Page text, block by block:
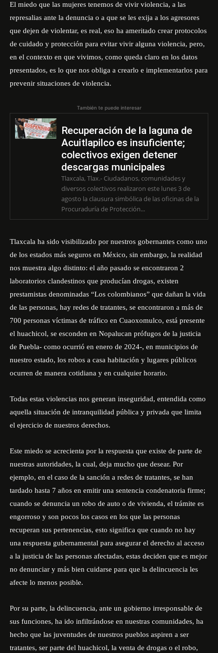
El miedo que las mujeres tenemos de vivir violencia, a las
represalias ante la denuncia o a que se les exija a los agresores
que dejen de violentar, es real, eso ha ameritado crear protocolos
de cuidado y protección para evitar vivir alguna violencia, pero,
en el contexto en que vivimos, como queda claro en los datos
presentados, es lo que nos obliga a crearlo e implementarlos para
prevenir situaciones de violencia.
También te puede interesar
Recuperación de la laguna de
Acuitlapilco es insuficiente;
colectivos exigen detener
descargas municipales
Tlaxcala, Tlax.- Ciudadanos, comunidades y
diversos colectivos realizaron este lunes 3 de
agosto la clausura simbólica de las oficinas de la
Procuraduría de Protección...
Tlaxcala ha sido visibilizado por nuestros gobernantes como uno
de los estados más seguros en México, sin embargo, la realidad
nos muestra algo distinto: el año pasado se encontraron 2
laboratorios clandestinos que producían drogas, existen
prestamistas denominadas “Los colombianos” que dañan la vida
de las personas, hay redes de tratantes, se encontraron a más de
700 personas víctimas de tráfico en Cuaoxomulco, está presente
el huachicol, se esconden en Nopalucan prófugos de la justicia
de Puebla- como ocurrió en enero de 2024-, en municipios de
nuestro estado, los robos a casa habitación y lugares públicos
ocurren de manera cotidiana y en cualquier horario.
Todas estas violencias nos generan inseguridad, entendida como
aquella situación de intranquilidad pública y privada que limita
el ejercicio de nuestros derechos.
Este miedo se acrecienta por la respuesta que existe de parte de
nuestras autoridades, la cual, deja mucho que desear. Por
ejemplo, en el caso de la sanción a redes de tratantes, se han
tardado hasta 7 años en emitir una sentencia condenatoria firme;
cuando se denuncia un robo de auto o de vivienda, el trámite es
engorroso y son pocos los casos en los que las personas
recuperan sus pertenencias, esto significa que cuando no hay
una respuesta gubernamental para asegurar el derecho al acceso
a la justicia de las personas afectadas, estas deciden que es mejor
no denunciar y más bien cuidarse para que la delincuencia les
afecte lo menos posible.
Por su parte, la delincuencia, ante un gobierno irresponsable de
sus funciones, ha ido infiltrándose en nuestras comunidades, ha
hecho que las juventudes de nuestros pueblos aspiren a ser
tratantes, ser parte del huachicol, la venta de drogas o el robo,